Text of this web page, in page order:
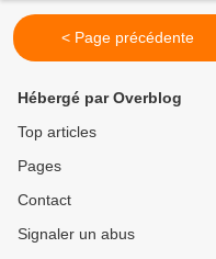
< Page précédente
Hébergé par Overblog
Top articles
Pages
Contact
Signaler un abus